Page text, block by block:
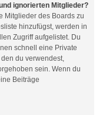
ignorierten Mitglieder?
Mitglieder des Boards zu
hinzufügst, werden in
Zugriff aufgelistet. Du
schnell eine Private
du verwendest,
sein. Wenn du
Beiträge